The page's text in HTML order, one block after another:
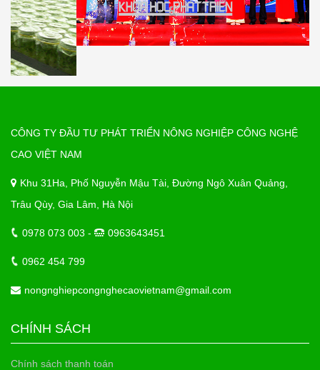
CÔNG TY ĐẦU TƯ PHÁT TRIỂN NÔNG NGHIỆP CÔNG NGHỆ
CAO VIỆT NAM
Khu 31Ha, Phố Nguyễn Mậu Tài, Đường Ngô Xuân Quảng,
Trâu Qùy, Gia Lâm, Hà Nội
0978 073 003 - 0963643451
0962 454 799
nongnghiepcongnghecaovietnam@gmail.com
CHÍNH SÁCH
Chính sách thanh toán